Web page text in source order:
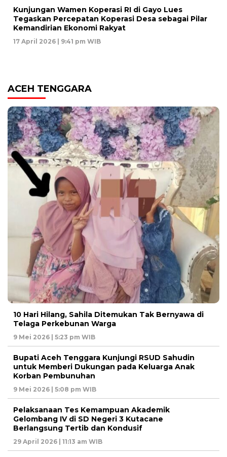
Kunjungan Wamen Koperasi RI di Gayo Lues
Tegaskan Percepatan Koperasi Desa sebagai Pilar
Kemandirian Ekonomi Rakyat
17 April 2026 | 9:41 pm WIB
ACEH TENGGARA
10 Hari Hilang, Sahila Ditemukan Tak Bernyawa di
Telaga Perkebunan Warga
9 Mei 2026 | 5:23 pm WIB
Bupati Aceh Tenggara Kunjungi RSUD Sahudin
untuk Memberi Dukungan pada Keluarga Anak
Korban Pembunuhan
9 Mei 2026 | 5:08 pm WIB
Pelaksanaan Tes Kemampuan Akademik
Gelombang IV di SD Negeri 3 Kutacane
Berlangsung Tertib dan Kondusif
29 April 2026 | 11:13 am WIB